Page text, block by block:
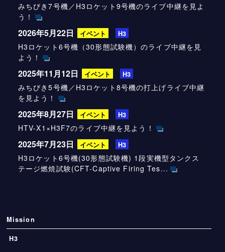
みちびき7号機／H3ロケット9号機のライブ中継を見よ
う！
2026年5月22日 イベント H3
H3ロケット6号機（30形態試験機）のライブ中継を見
よう！
2025年11月12日 イベント H3
みちびき5号機／H3ロケット8号機の打上げライブ中継
を見よう！
2025年8月27日 イベント H3
HTV-X1×H3F7のライブ中継を見よう！
2025年7月23日 イベント H3
H3ロケット6号機(30形態試験機) 1段実機型タンクス
テージ燃焼試験(CFT-Captive Firing Tes...
Mission
H3